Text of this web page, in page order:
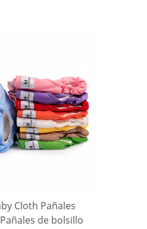
Cloth Pañales
de bolsillo